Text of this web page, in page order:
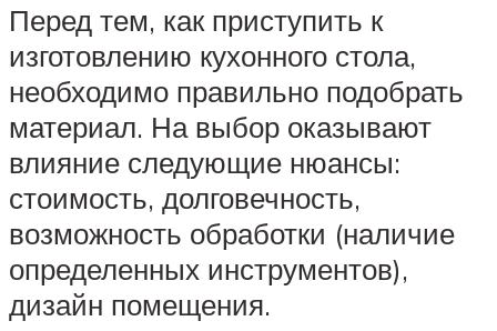
Перед тем, как приступить к
изготовлению кухонного стола,
необходимо правильно подобрать
материал. На выбор оказывают
влияние следующие нюансы:
стоимость, долговечность,
возможность обработки (наличие
определенных инструментов),
дизайн помещения.